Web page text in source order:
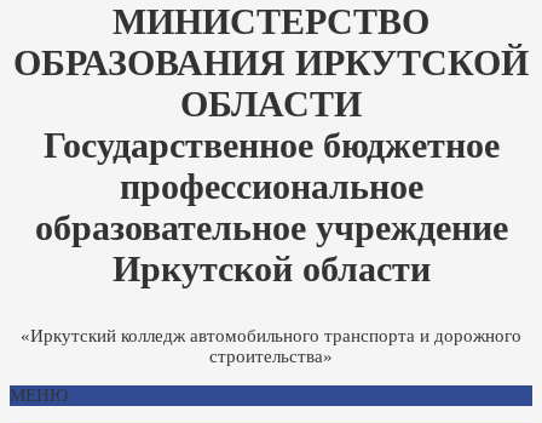
МИНИСТЕРСТВО
ОБРАЗОВАНИЯ ИРКУТСКОЙ
ОБЛАСТИ
Государственное бюджетное
профессиональное
образовательное учреждение
Иркутской области
«Иркутский колледж автомобильного транспорта и дорожного
строительства»
МЕНЮ